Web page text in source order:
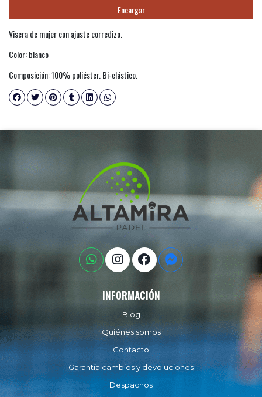
Encargar
Visera de mujer con ajuste corredizo.
Color: blanco
Composición: 100% poliéster. Bi-elástico.
INFORMACIÓN
Blog
Quiénes somos
Contacto
Garantía cambios y devoluciones
Despachos